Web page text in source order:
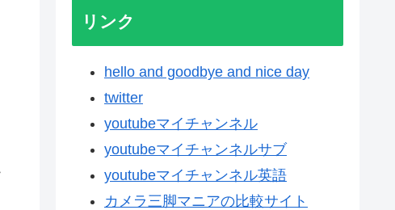
リンク
hello and goodbye and nice day
twitter
youtubeマイチャンネル
youtubeマイチャンネルサブ
youtubeマイチャンネル英語
カメラ三脚マニアの比較サイト